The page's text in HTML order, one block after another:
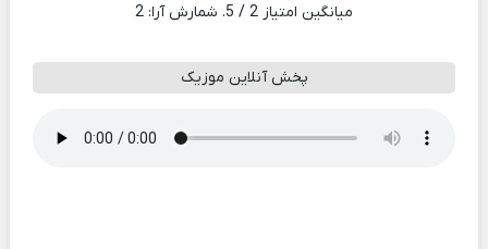
میانگین امتیاز 2 / 5. شمارش آرا: 2
پخش آنلاین موزیک